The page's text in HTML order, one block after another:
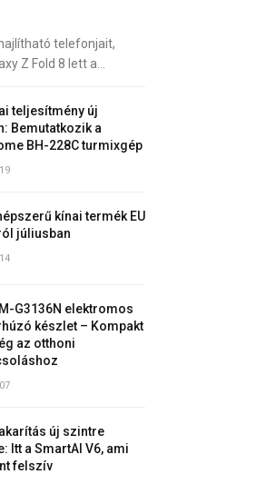
telefonjait,
Z Fold 8 lett a…
teljesítmény új
Bemutatkozik a
BH-228C turmixgép
kínai termék EU
júliusban
G3136N elektromos
készlet – Kompakt
az otthoni
új szintre
Itt a SmartAI V6, ami
felszív